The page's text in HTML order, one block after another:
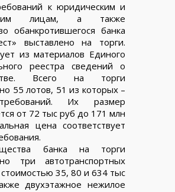
к юридическим и
лицам, а также
обанкротившегося банка
выставлено на торги.
из материалов Единого
реестра сведений о
Всего на торги
55 лотов, 51 из которых –
Их размер
от 72 тыс руб до 171 млн
цена соответствует
банка на торги
три автотранспортных
стоимостью 35, 80 и 634 тыс
двухэтажное нежилое